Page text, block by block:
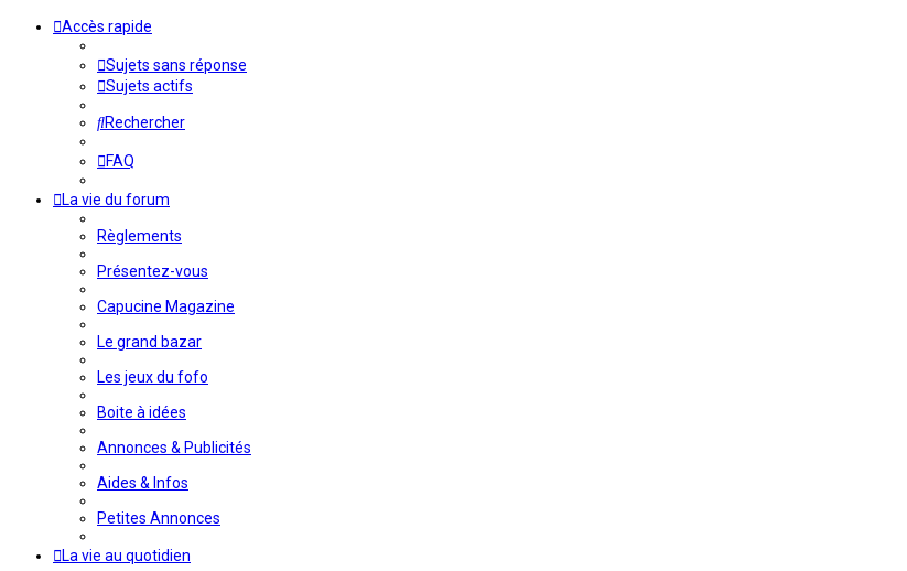
Accès rapide
Sujets sans réponse
Sujets actifs
Rechercher
FAQ
La vie du forum
Règlements
Présentez-vous
Capucine Magazine
Le grand bazar
Les jeux du fofo
Boite à idées
Annonces & Publicités
Aides & Infos
Petites Annonces
La vie au quotidien